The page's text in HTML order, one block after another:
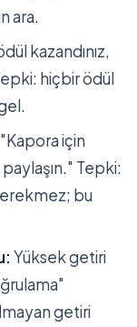
ara.
kazandınız,
hiçbir ödül
"Kapora için
Tepki:
bu
Yüksek getiri
getiri